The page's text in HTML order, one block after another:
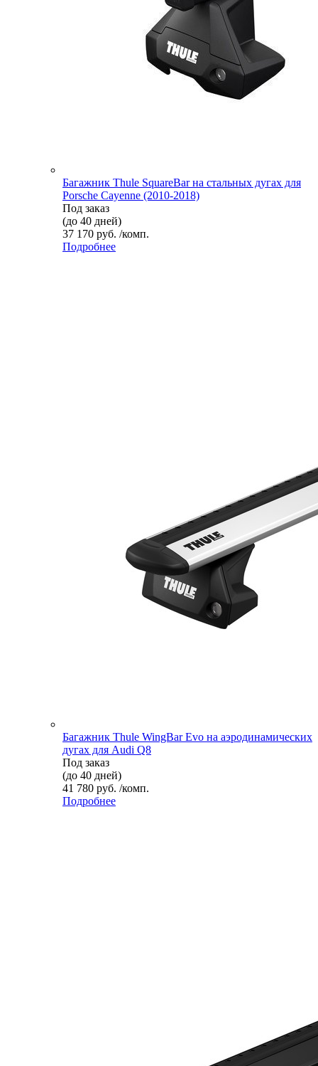
Багажник Thule SquareBar на стальных дугах для
Porsche Cayenne (2010-2018)
Под заказ
(до 40 дней)
37 170 руб. /комп.
Подробнее
Багажник Thule WingBar Evo на аэродинамических
дугах для Audi Q8
Под заказ
(до 40 дней)
41 780 руб. /комп.
Подробнее